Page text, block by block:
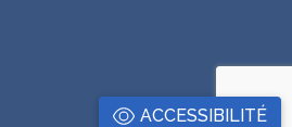
ACCESSIBILITÉ